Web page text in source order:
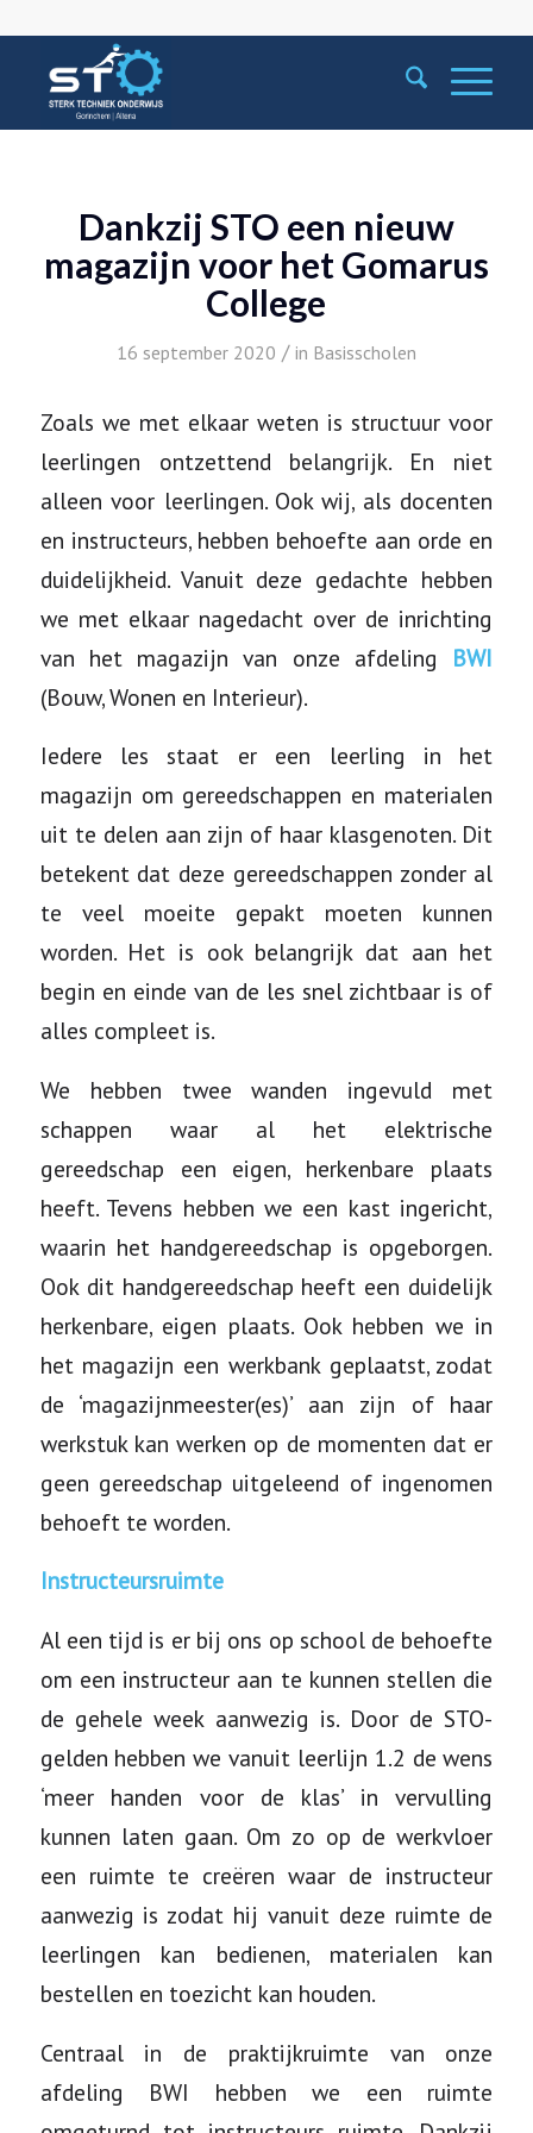
Dankzij STO een nieuw
magazijn voor het Gomarus
College
16 september 2020 / in Basisscholen
Zoals we met elkaar weten is structuur voor
leerlingen ontzettend belangrijk. En niet
alleen voor leerlingen. Ook wij, als docenten
en instructeurs, hebben behoefte aan orde en
duidelijkheid. Vanuit deze gedachte hebben
we met elkaar nagedacht over de inrichting
van het magazijn van onze afdeling BWI
(Bouw, Wonen en Interieur).
Iedere les staat er een leerling in het
magazijn om gereedschappen en materialen
uit te delen aan zijn of haar klasgenoten. Dit
betekent dat deze gereedschappen zonder al
te veel moeite gepakt moeten kunnen
worden. Het is ook belangrijk dat aan het
begin en einde van de les snel zichtbaar is of
alles compleet is.
We hebben twee wanden ingevuld met
schappen waar al het elektrische
gereedschap een eigen, herkenbare plaats
heeft. Tevens hebben we een kast ingericht,
waarin het handgereedschap is opgeborgen.
Ook dit handgereedschap heeft een duidelijk
herkenbare, eigen plaats. Ook hebben we in
het magazijn een werkbank geplaatst, zodat
de ‘magazijnmeester(es)’ aan zijn of haar
werkstuk kan werken op de momenten dat er
geen gereedschap uitgeleend of ingenomen
behoeft te worden.
Instructeursruimte
Al een tijd is er bij ons op school de behoefte
om een instructeur aan te kunnen stellen die
de gehele week aanwezig is. Door de STO-
gelden hebben we vanuit leerlijn 1.2 de wens
‘meer handen voor de klas’ in vervulling
kunnen laten gaan. Om zo op de werkvloer
een ruimte te creëren waar de instructeur
aanwezig is zodat hij vanuit deze ruimte de
leerlingen kan bedienen, materialen kan
bestellen en toezicht kan houden.
Centraal in de praktijkruimte van onze
afdeling BWI hebben we een ruimte